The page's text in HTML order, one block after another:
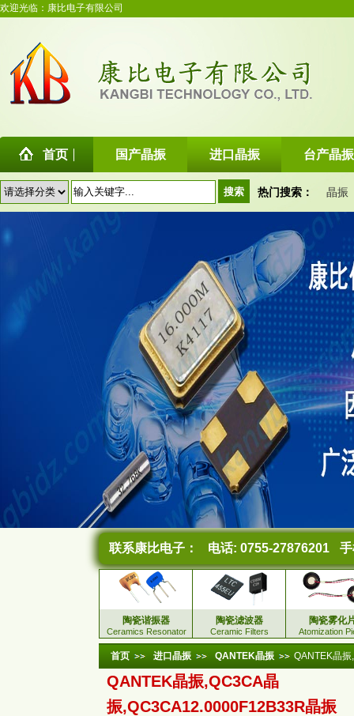
欢迎光临：康比电子有限公司
首页 国产晶振 进口晶振 台产晶振
热门搜索： 晶振
联系康比电子： 电话: 0755-27876201
陶瓷谐振器
Ceramics Resonator
陶瓷滤波器
Ceramic Filters
陶瓷雾化
Atomization
首页 进口晶振 QANTEK晶振 QANTEK晶
QANTEK晶振,QC3CA晶
振,QC3CA12.0000F12B33R晶振